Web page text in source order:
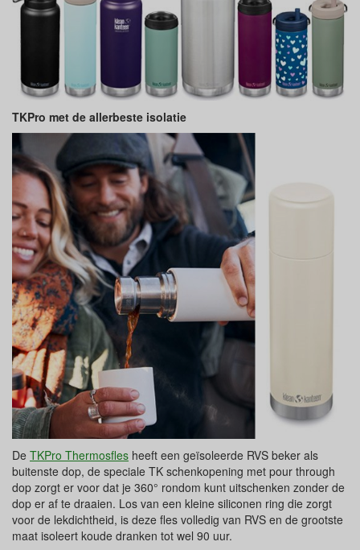
TKPro met de allerbeste isolatie
De TKPro Thermosfles heeft een geïsoleerde RVS beker als
buitenste dop, de speciale TK schenkopening met pour through
dop zorgt er voor dat je 360° rondom kunt uitschenken zonder de
dop er af te draaien. Los van een kleine siliconen ring die zorgt
voor de lekdichtheid, is deze fles volledig van RVS en de grootste
maat isoleert koude dranken tot wel 90 uur.